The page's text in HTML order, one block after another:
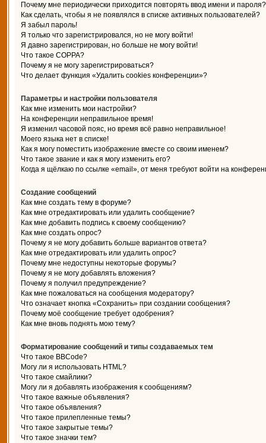
Почему мне периодически приходится повторять ввод имени и пароля?
Как сделать, чтобы я не появлялся в списке активных пользователей?
Я забыл пароль!
Я только что зарегистрировался, но не могу войти!
Я давно зарегистрирован, но больше не могу войти!
Что такое COPPA?
Почему я не могу зарегистрироваться?
Что делает функция «Удалить cookies конференции»?
Параметры и настройки пользователя
Как мне изменить мои настройки?
На конференции неправильное время!
Я изменил часовой пояс, но время всё равно неправильное!
Моего языка нет в списке!
Как я могу поместить изображение вместе со своим именем?
Что такое звание и как я могу изменить его?
Когда я щёлкаю по ссылке «email», от меня требуют войти на
Создание сообщений
Как мне создать тему в форуме?
Как мне отредактировать или удалить сообщение?
Как мне добавить подпись к своему сообщению?
Как мне создать опрос?
Почему я не могу добавить больше вариантов ответа?
Как мне отредактировать или удалить опрос?
Почему мне недоступны некоторые форумы?
Почему я не могу добавлять вложения?
Почему я получил предупреждение?
Как мне пожаловаться на сообщения модератору?
Что означает кнопка «Сохранить» при создании сообщения?
Почему моё сообщение требует одобрения?
Как мне вновь поднять мою тему?
Форматирование сообщений и типы создаваемых тем
Что такое BBCode?
Могу ли я использовать HTML?
Что такое смайлики?
Могу ли я добавлять изображения к сообщениям?
Что такое важные объявления?
Что такое объявления?
Что такое прилепленные темы?
Что такое закрытые темы?
Что такое значки тем?